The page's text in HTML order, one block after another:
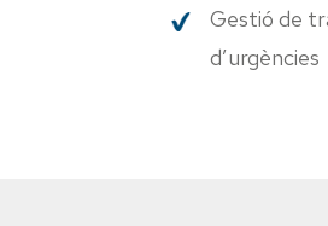
Gestió de
d’urgències